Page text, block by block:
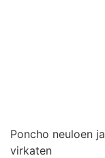
Poncho neuloen ja
virkaten